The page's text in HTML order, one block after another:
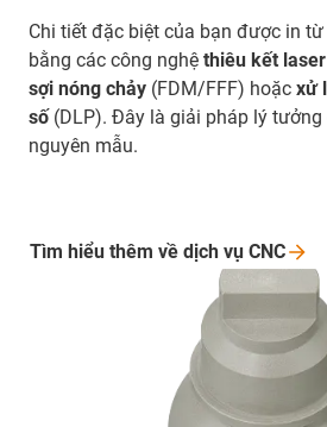
Chi tiết đặc biệt của bạn được in
bằng các công nghệ thiêu kết
sợi nóng chảy (FDM/FFF) hoặc xử
số (DLP). Đây là giải pháp lý tưởng
nguyên mẫu.
Tìm hiểu thêm về dịch vụ CNC